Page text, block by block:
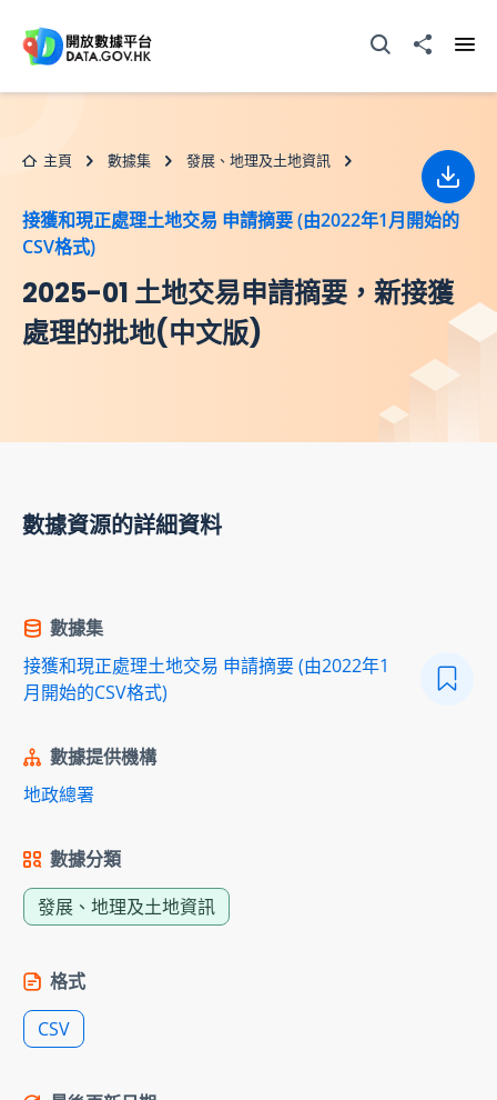
打開搜尋器分享至
主頁 數據集 發展、地理及土地資訊
接獲和現正處理土地交易 申請摘要 (由2022年1月開始的
CSV格式)
2025-01 土地交易申請摘要，新接獲
處理的批地(中文版)
下載
數據資源的詳細資料
數據集
接獲和現正處理土地交易 申請摘要 (由2022年1
月開始的CSV格式)
數據提供機構
地政總署
數據分類
發展、地理及土地資訊
格式
CSV